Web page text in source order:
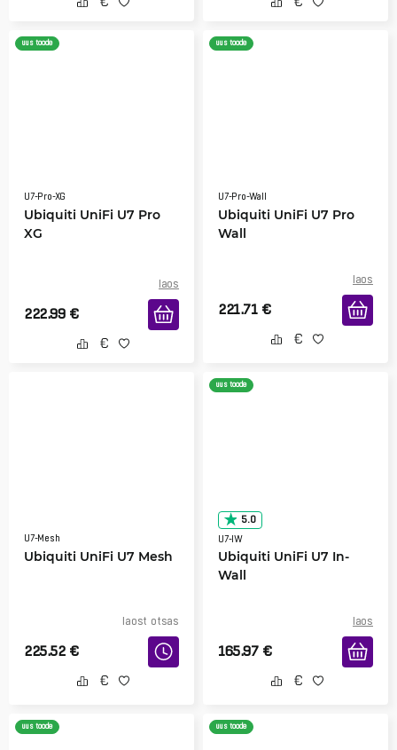
uus toode
U7-Pro-XG
Ubiquiti UniFi U7 Pro
XG
laos
222.99 €
uus toode
U7-Pro-Wall
Ubiquiti UniFi U7 Pro
Wall
laos
221.71 €
U7-Mesh
Ubiquiti UniFi U7 Mesh
laost otsas
225.52 €
uus toode
5.0
U7-IW
Ubiquiti UniFi U7 In-
Wall
laos
165.97 €
uus toode uus toode